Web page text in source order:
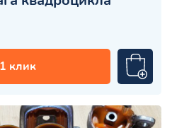
клик